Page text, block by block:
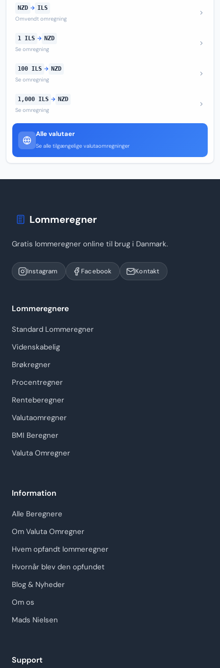
NZD → ILS
Omvendt omregning
1 ILS → NZD
Se omregning
100 ILS → NZD
Se omregning
1,000 ILS → NZD
Se omregning
Alle valutaer
Se alle tilgængelige valutaomregninger
Lommeregner
Gratis lommeregner online til brug i Danmark.
Instagram Facebook Kontakt
Lommeregnere
Standard Lommeregner
Videnskabelig
Brøkregner
Procentregner
Renteberegner
Valutaomregner
BMI Beregner
Valuta Omregner
Information
Alle Beregnere
Om Valuta Omregner
Hvem opfandt lommeregner
Hvornår blev den opfundet
Blog & Nyheder
Om os
Mads Nielsen
Support